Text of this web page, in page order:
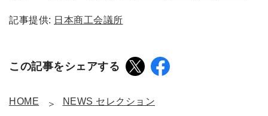
記事提供: 日本商工会議所
この記事をシェアする
HOME NEWS セレクション